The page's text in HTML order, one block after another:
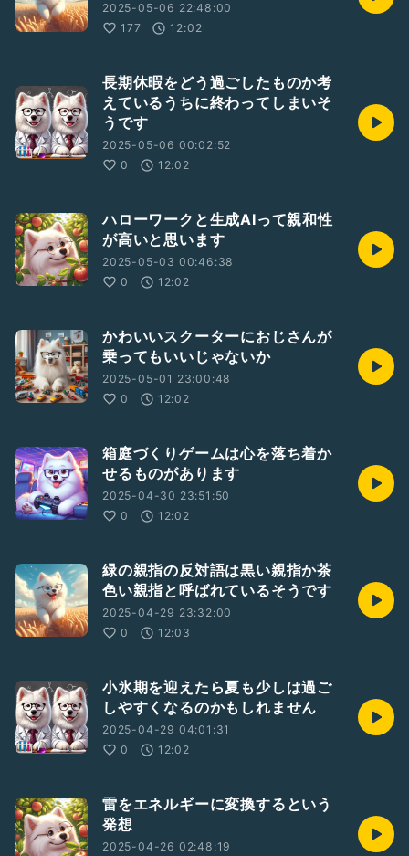
2025-05-06 22:48:00
177
12:02
長期休暇をどう過ごしたものか考
えているうちに終わってしまいそ
うです
2025-05-06 00:02:52
0
12:02
ハローワークと生成AIって親和性
が高いと思います
2025-05-03 00:46:38
0
12:02
かわいいスクーターにおじさんが
乗ってもいいじゃないか
2025-05-01 23:00:48
0
12:02
箱庭づくりゲームは心を落ち着か
せるものがあります
2025-04-30 23:51:50
0
12:02
緑の親指の反対語は黒い親指か茶
色い親指と呼ばれているそうです
2025-04-29 23:32:00
0
12:03
小氷期を迎えたら夏も少しは過ご
しやすくなるのかもしれません
2025-04-29 04:01:31
0
12:02
雷をエネルギーに変換するという
発想
2025-04-26 02:48:19